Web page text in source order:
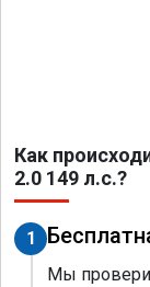
Как
2.0 149 л.с.?
1
Мы